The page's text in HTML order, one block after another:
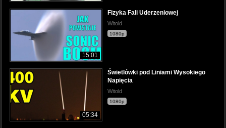
15:01
Fizyka Fali Uderzeniowej
Witold
1080p
05:34
Świetlówki pod Liniami Wysokiego
Napięcia
Witold
1080p